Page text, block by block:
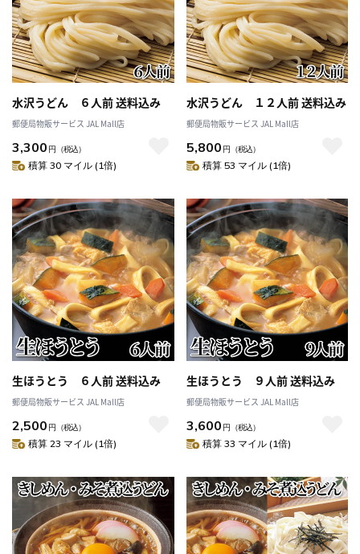
水沢うどん ６人前 送料込み
郵便局物販サービス JAL Mall店
3,300 円 （税込）
積算 30 マイル (1倍)
水沢うどん １２人前 送料込み
郵便局物販サービス JAL Mall店
5,800 円 （税込）
積算 53 マイル (1倍)
生ほうとう ６人前 送料込み
郵便局物販サービス JAL Mall店
2,500 円 （税込）
積算 23 マイル (1倍)
生ほうとう ９人前 送料込み
郵便局物販サービス JAL Mall店
3,600 円 （税込）
積算 33 マイル (1倍)